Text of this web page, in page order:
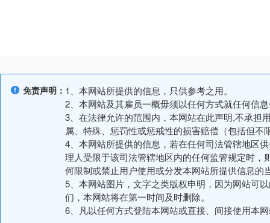
免责声明： 1、本网站所提供的信息，只供参考之用。
2、本网站及其雇员一概毋须以任何方式就任何信
3、在法律允许的范围内，本网站在此声明,不承担
属、特殊、惩罚性或惩戒性的损害赔偿（包括但
4、本网站所提供的信息，若在任何司法管辖地区
理人受限于该司法管辖地区内的任何监管规定时
何限制或禁止用户使用或分发本网站所提供信息的
5、本网站图片，文字之类版权申明，因为网站可
们，本网站将在第一时间及时删除。
6、凡以任何方式登陆本网站或直接、间接使用本